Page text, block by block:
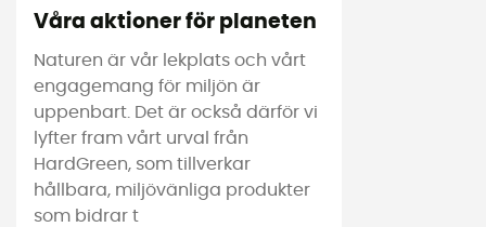
Våra aktioner för planeten
Naturen är vår lekplats och vårt
engagemang för miljön är
uppenbart. Det är också därför vi
lyfter fram vårt urval från
HardGreen, som tillverkar
hållbara, miljövänliga produkter
som bidrar t